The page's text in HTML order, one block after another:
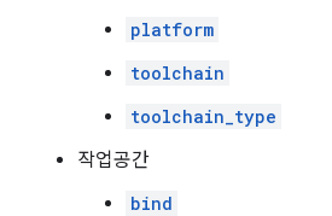
platform
toolchain
toolchain_type
작업공간
bind